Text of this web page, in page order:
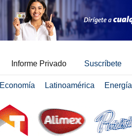
Informe Privado Suscríbete
Economía Latinoamérica Energía